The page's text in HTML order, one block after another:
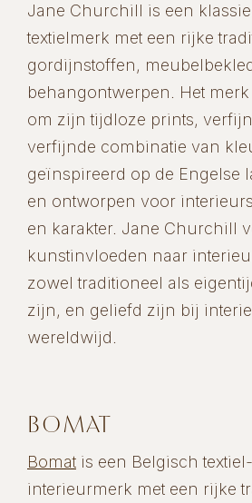
Jane Churchill is een
textielmerk met een rijke
gordijnstoffen,
behangontwerpen. Het merk
om zijn tijdloze prints,
verfijnde combinatie van
geïnspireerd op de Engelse
en ontworpen voor
en karakter. Jane Churchill
kunstinvloeden naar
zowel traditioneel als
zijn, en geliefd zijn bij
wereldwijd.
BOMAT
Bomat is een Belgisch
interieurmerk met een rijke